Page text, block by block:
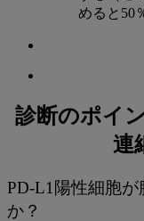
めると50
診断のポイ
連
PD-L1陽性細胞
か？